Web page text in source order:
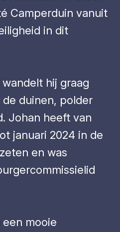
Camperduin vanuit
in dit
hij graag
duinen, polder
Johan heeft van
januari 2024 in de
en was
mooie